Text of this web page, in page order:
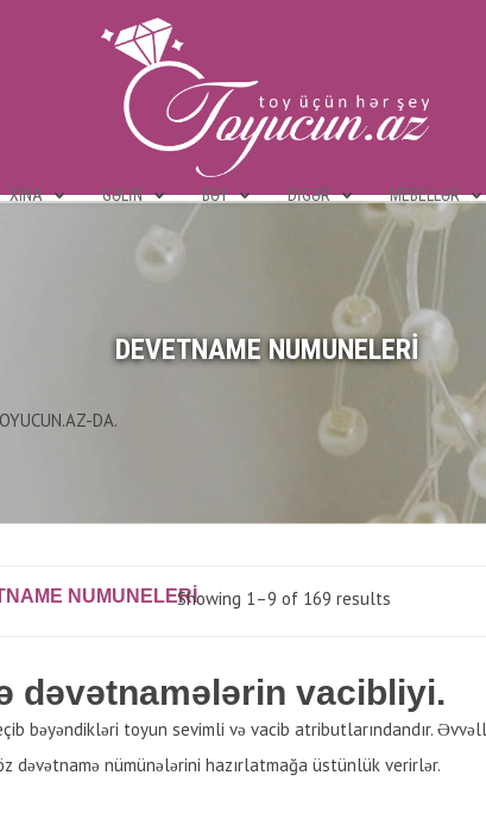
XINA GƏLIN BƏY DIGƏR MEBELLƏR
DEVETNAME NUMUNELERI
DA.
NUMUNELERIShowing 1–9 of 169 results
dəvətnamələrin vacibliyi.
bəyəndikləri toyun sevimli və vacib atributlarındandır.
dəvətnamə nümünələrini hazırlatmağa üstünlük verirlər.